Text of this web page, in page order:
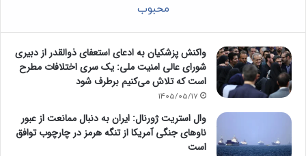
محبوب
واکنش پزشکیان به ادعای استعفای ذوالقدر از دبیری
شورای عالی امنیت ملی: یک سری اختلافات مطرح
است که تلاش می‌کنیم برطرف شود
1405/05/17
وال استریت ژورنال: ایران به دنبال ممانعت از عبور
ناوهای جنگی آمریکا از تنگه هرمز در چارچوب توافق
است